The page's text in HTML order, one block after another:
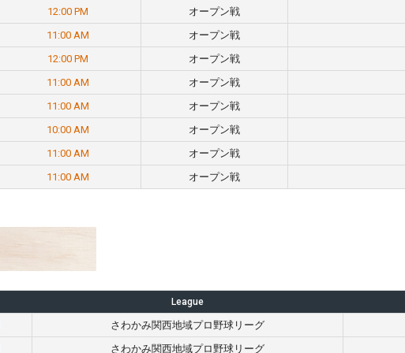
12:00 PM オープン戦
11:00 AM オープン戦
12:00 PM オープン戦
11:00 AM オープン戦
11:00 AM オープン戦
10:00 AM オープン戦
11:00 AM オープン戦
11:00 AM オープン戦
League
さわかみ関西地域プロ野球リーグ
さわかみ関西地域プロ野球リーグ